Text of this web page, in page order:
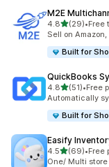
M2E
4.8เต็ม 5 ดาว
(29)
ทั้งหมด 29 รีวิว
•Free
Sell on Amazon,
Built for
QuickBooks
4.8เต็ม 5 ดาว
(51)
ทั้งหมด 51 รีวิว
•Free
Automatically
Built for
Easify
4.5เต็ม 5 ดาว
(69)
ทั้งหมด 69 รีวิว
•Free
One/ Multi